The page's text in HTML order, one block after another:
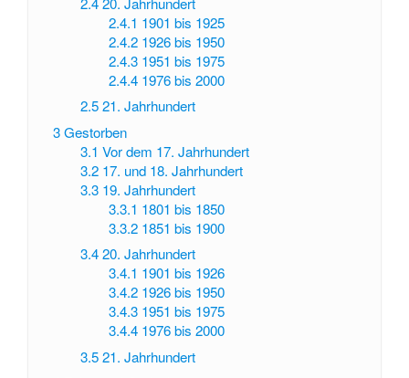
2.4.1 1901 bis 1925
2.4.2 1926 bis 1950
2.4.3 1951 bis 1975
2.4.4 1976 bis 2000
2.5 21. Jahrhundert
3Gestorben
3.1 Vor dem 17. Jahrhundert
3.2 17. und 18. Jahrhundert
3.3 19. Jahrhundert
3.3.1 1801 bis 1850
3.3.2 1851 bis 1900
3.4 20. Jahrhundert
3.4.1 1901 bis 1926
3.4.2 1926 bis 1950
3.4.3 1951 bis 1975
3.4.4 1976 bis 2000
3.5 21. Jahrhundert